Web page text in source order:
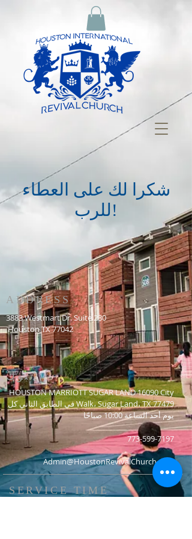
شكرا لك على العطاء
للرب!
ADDRESS
3883 Westmart Dr. Suite 230
Houston TX 77042
تبوك
HOUSTON MARRIOTT SUGAR LAND 16090 City
Walk، Sugar Land، TX 77479 في الطابق الثاني كل
يوم أحد الساعة 10:00 صباحًا
773-599-7197
Admin@HoustonRevivalChurch.com
SERVICE TIME